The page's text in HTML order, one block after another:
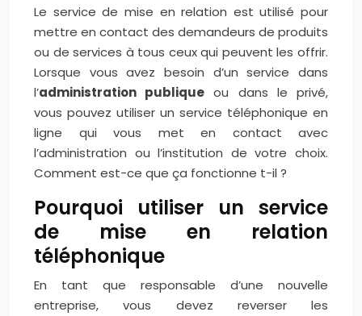
Le service de mise en relation est utilisé pour
mettre en contact des demandeurs de produits
ou de services à tous ceux qui peuvent les offrir.
Lorsque vous avez besoin d’un service dans
l’administration publique ou dans le privé,
vous pouvez utiliser un service téléphonique en
ligne qui vous met en contact avec
l’administration ou l’institution de votre choix.
Comment est-ce que ça fonctionne t-il ?
Pourquoi utiliser un service
de mise en relation
téléphonique
En tant que responsable d’une nouvelle
entreprise, vous devez reverser les